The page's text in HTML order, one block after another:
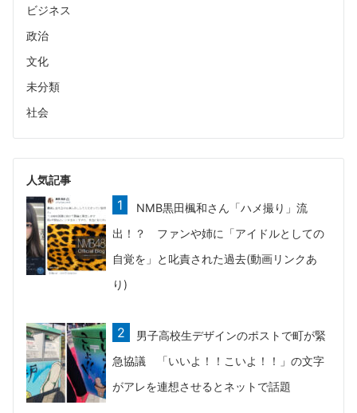
ビジネス
政治
文化
未分類
社会
人気記事
NMB黒田楓和さん「ハメ撮り」流
出！？ ファンや姉に「アイドルとしての
自覚を」と叱責された過去(動画リンクあ
り)
男子高校生デザインのポストで町が緊
急協議 「いいよ！！こいよ！！」の文字
がアレを連想させるとネットで話題